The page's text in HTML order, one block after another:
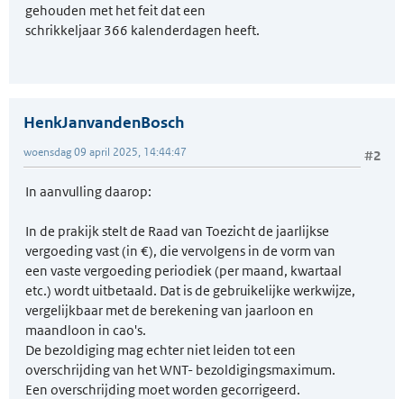
gehouden met het feit dat een
schrikkeljaar 366 kalenderdagen heeft.
HenkJanvandenBosch
#2
woensdag 09 april 2025, 14:44:47
In aanvulling daarop:
In de prakijk stelt de Raad van Toezicht de jaarlijkse
vergoeding vast (in €), die vervolgens in de vorm van
een vaste vergoeding periodiek (per maand, kwartaal
etc.) wordt uitbetaald. Dat is de gebruikelijke werkwijze,
vergelijkbaar met de berekening van jaarloon en
maandloon in cao's.
De bezoldiging mag echter niet leiden tot een
overschrijding van het WNT- bezoldigingsmaximum.
Een overschrijding moet worden gecorrigeerd.